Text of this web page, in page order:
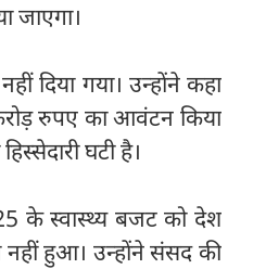
जाएगा।
दिया गया। उन्होंने कहा
रुपए का आवंटन किया
घटी है।
के स्वास्थ्य बजट को देश
नहीं हुआ। उन्होंने संसद की